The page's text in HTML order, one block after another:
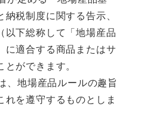
税制度に関する告示、
以下総称して「地場産品
に適合する商品またはサ
ができます。
、地場産品ルールの趣旨
を遵守するものとしま